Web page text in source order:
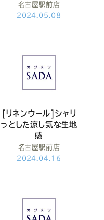
名古屋駅前店
2024.05.08
[リネンウール]シャリ
っとした涼し気な生地
感
名古屋駅前店
2024.04.16